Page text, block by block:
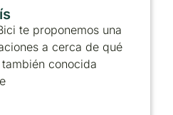
te proponemos una
a cerca de qué
conocida